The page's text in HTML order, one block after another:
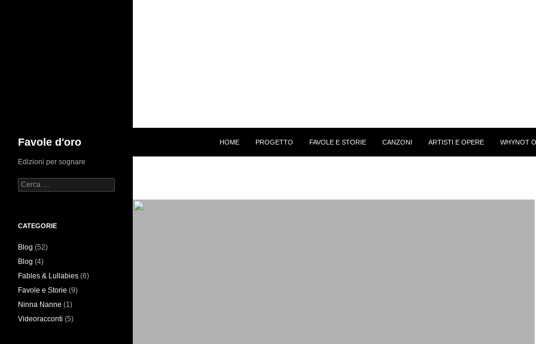
Favole d'oro HOME PROGETTO FAVOLE E STORIE CANZONI ARTISTI E OPERE WHYNOT
Edizioni per sognare
Ricerca
per:
CATEGORIE
Blog (52)
Blog (4)
Fables & Lullabies (6)
Favole e Storie (9)
Ninna Nanne (1)
Videoracconti (5)